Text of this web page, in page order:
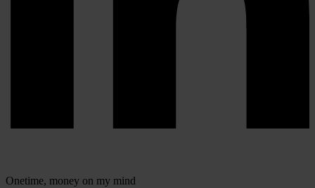
Onetime, money on my mind